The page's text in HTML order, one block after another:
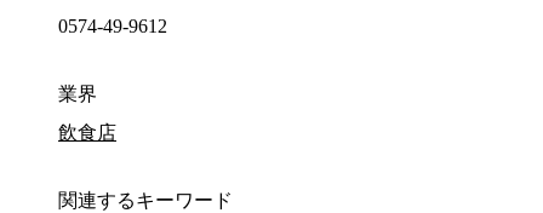
0574-49-9612
業界
飲食店
関連するキーワード